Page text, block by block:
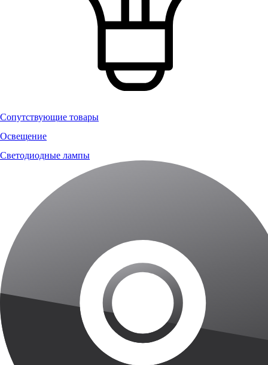
Сопутствующие товары
Освещение
Светодиодные лампы